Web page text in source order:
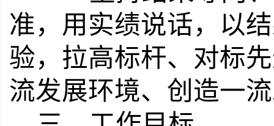
准，用实绩说话，以
验，拉高标杆、对标
流发展环境、创造一